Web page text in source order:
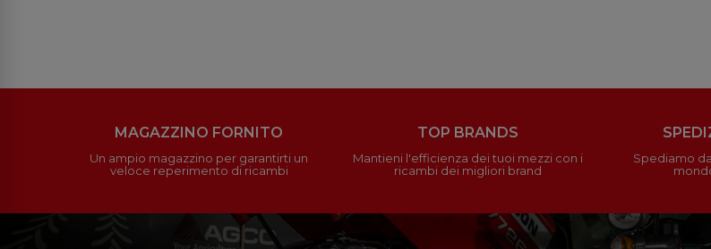
MAGAZZINO FORNITO
Un ampio magazzino per garantirti un
veloce reperimento di ricambi
TOP BRANDS
Mantieni l'efficienza dei tuoi mezzi con i
ricambi dei migliori brand
Spediamo